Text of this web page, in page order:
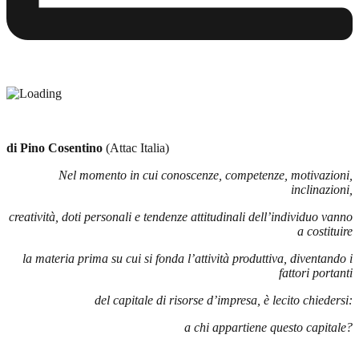
di Pino Cosentino (Attac Italia)
Nel momento in cui conoscenze, competenze, motivazioni,
inclinazioni,
creatività, doti personali e tendenze attitudinali dell’individuo vanno
a costituire
la materia prima su cui si fonda l’attività produttiva, diventando i
fattori portanti
del capitale di risorse d’impresa, è lecito chiedersi:
a chi appartiene questo capitale?